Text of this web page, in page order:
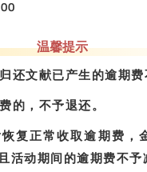
温馨提示
还文献已产生的逾期费
的，不予退还。
复正常收取逾期费，
活动期间的逾期费不予